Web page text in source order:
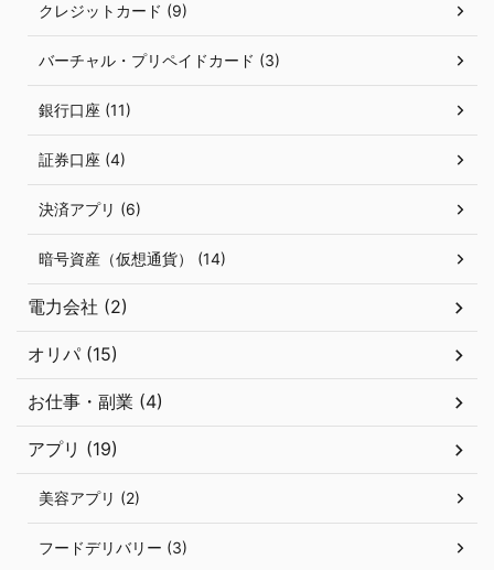
クレジットカード (9)
バーチャル・プリペイドカード (3)
銀行口座 (11)
証券口座 (4)
決済アプリ (6)
暗号資産（仮想通貨） (14)
電力会社 (2)
オリパ (15)
お仕事・副業 (4)
アプリ (19)
美容アプリ (2)
フードデリバリー (3)